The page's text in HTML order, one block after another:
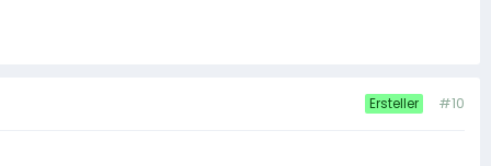
Ersteller #10